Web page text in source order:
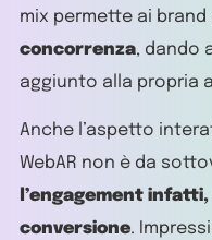
mix permette ai brand
concorrenza, dando
aggiunto alla propria
Anche l’aspetto
WebAR non è da
l’engagement
conversione.